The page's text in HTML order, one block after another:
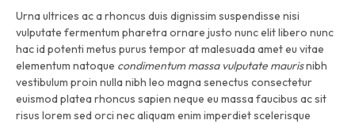
Urna ultrices ac a rhoncus duis dignissim suspendisse nisi
vulputate fermentum pharetra ornare justo nunc elit libero nunc
hac id potenti metus purus tempor at malesuada amet eu vitae
elementum natoque condimentum massa vulputate maurisnibh
vestibulum proin nulla nibh leo magna senectus consectetur
euismod platea rhoncus sapien neque eu massa faucibus ac sit
risus lorem sed orci nec aliquam enim imperdiet scelerisque